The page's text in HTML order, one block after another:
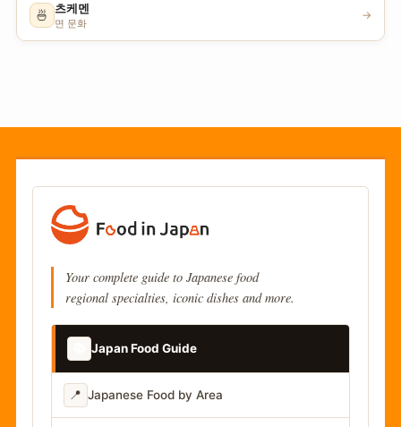
🍜 츠케멘
면 문화
→
Your complete guide to Japanese food
regional specialties, iconic dishes and more.
Japan Food Guide
📍 Japanese Food by Area